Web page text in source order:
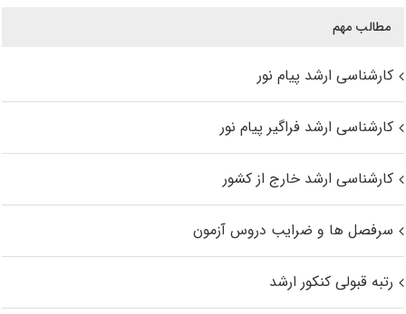
مطالب مهم
کارشناسی ارشد پیام نور
کارشناسی ارشد فراگیر پیام نور
کارشناسی ارشد خارج از کشور
سرفصل ها و ضرایب دروس آزمون
رتبه قبولی کنکور ارشد